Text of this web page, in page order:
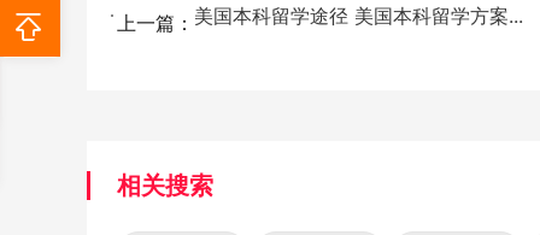
上一篇： 美国本科留学途径 美国本科留学方案...
相关搜索